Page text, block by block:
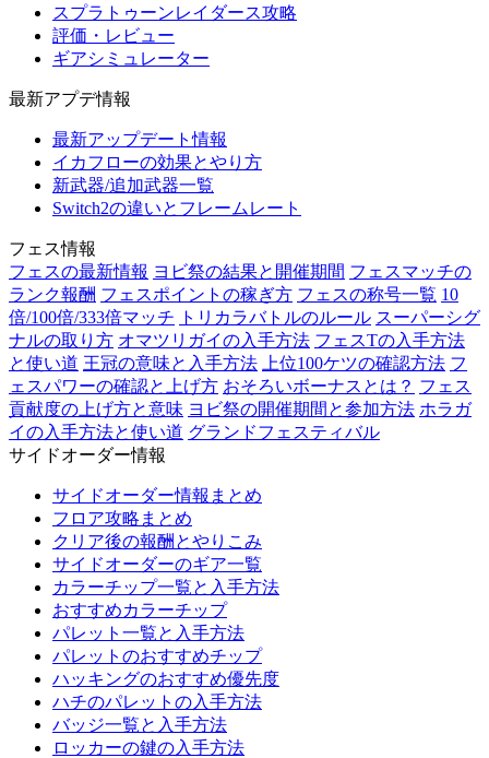
スプラトゥーンレイダース攻略
評価・レビュー
ギアシミュレーター
最新アプデ情報
最新アップデート情報
イカフローの効果とやり方
新武器/追加武器一覧
Switch2の違いとフレームレート
フェス情報
フェスの最新情報 ヨビ祭の結果と開催期間 フェスマッチの
ランク報酬 フェスポイントの稼ぎ方 フェスの称号一覧 10
倍/100倍/333倍マッチ
トリカラバトルのルール スーパーシグ
ナルの取り方 オマツリガイの入手方法 フェスTの入手方法
と使い道 王冠の意味と入手方法 上位100ケツの確認方法 フ
ェスパワーの確認と上げ方 おそろいボーナスとは？ フェス
貢献度の上げ方と意味 ヨビ祭の開催期間と参加方法 ホラガ
イの入手方法と使い道 グランドフェスティバル
サイドオーダー情報
サイドオーダー情報まとめ
フロア攻略まとめ
クリア後の報酬とやりこみ
サイドオーダーのギア一覧
カラーチップ一覧と入手方法
おすすめカラーチップ
パレット一覧と入手方法
パレットのおすすめチップ
ハッキングのおすすめ優先度
ハチのパレットの入手方法
バッジ一覧と入手方法
ロッカーの鍵の入手方法